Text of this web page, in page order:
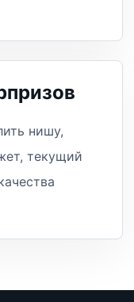
нишу,
текущий